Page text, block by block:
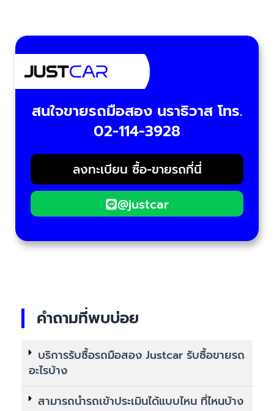
สนใจขายรถมือสอง นราธิวาส โทร.
02-114-3928
ลงทะเบียน ซื้อ-ขายรถที่นี่
@justcar
คำถามที่พบบ่อย
บริการรับซื้อรถมือสอง Justcar รับซื้อขายรถ
อะไรบ้าง
สามารถนำรถเข้าประเมินได้แบบไหน ที่ไหนบ้าง